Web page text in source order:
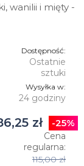
wanilii i mięty -
Dostępność:
Ostatnie
sztuki
Wysyłka w:
24 godziny
zł -25%
Cena
regularna:
115,00 zł